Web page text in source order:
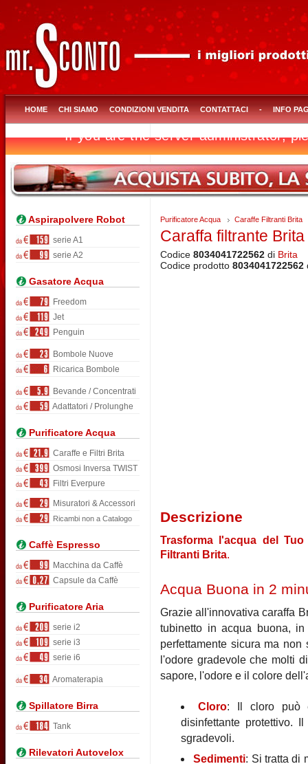
HOME CHI SIAMO CONDIZIONI VENDITA CONTATTACI - INFO
Aspirapolvere Robot
serie A1
serie A2
Gasatore Acqua
Freedom
Jet
Penguin
Bombole Nuove
Ricarica Bombole
Bevande / Concentrati
Adattatori / Prolunghe
Purificatore Acqua
Caraffe e Filtri Brita
Osmosi Inversa TWIST
Filtri Everpure
Misuratori & Accessori
Ricambi non a Catalogo
Caffè Espresso
Macchina da Caffè
Capsule da Caffè
Purificatore Aria
serie i2
serie i3
serie i6
Aromaterapia
Spillatore Birra
Tank
Rilevatori Autovelox
Purificatore Acqua Caraffe Filtranti Brita
Caraffa filtrante
Codice 8034041722562 di Brita
Codice prodotto 8034041722562
Descrizione
Trasforma l'acqua del
Filtranti Brita.
Acqua Buona in 2
Grazie all'innovativa caraffa
tubinetto in acqua buona,
perfettamente sicura ma
l'odore gradevole che molti
sapore, l'odore e il colore
Cloro: Il cloro può
disinfettante protettivo.
sgradevoli.
Sedimenti: Si tratta di